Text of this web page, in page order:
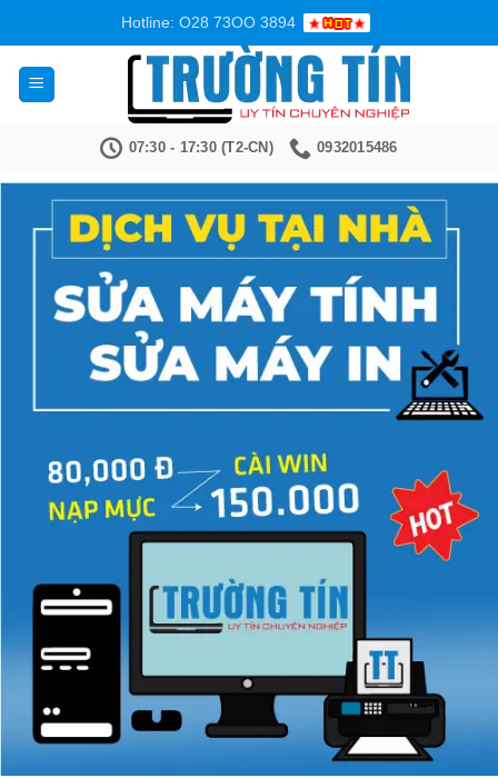
nội
dung
Hotline: O28 73OO 3894
07:30 - 17:30 (T2-CN) 0932015486